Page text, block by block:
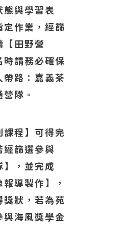
態與學習表
定作業，經篩
【田野營
時請務必確保
帶路：嘉義茶
隊。
課程】可得完
經篩選參與
】，並完成
報導製作】，
獎狀，若為苑
與海風獎學金